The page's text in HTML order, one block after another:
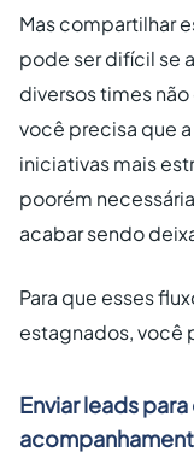
Mas compartilhar
pode ser difícil se
diversos times
você precisa que
iniciativas mais
poorém
acabar sendo
Para que esses
estagnados, você
Enviar leads